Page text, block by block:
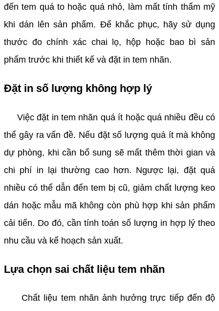
đến tem quá to hoặc quá nhỏ, làm mất tính thẩm mỹ
khi dán lên sản phẩm. Để khắc phục, hãy sử dụng
thước đo chính xác chai lọ, hộp hoặc bao bì sản
phẩm trước khi thiết kế và đặt in tem nhãn.
Đặt in số lượng không hợp lý
Việc đặt in tem nhãn quá ít hoặc quá nhiều đều có
thể gây ra vấn đề. Nếu đặt số lượng quá ít mà không
dự phòng, khi cần bổ sung sẽ mất thêm thời gian và
chi phí in lại thường cao hơn. Ngược lại, đặt quá
nhiều có thể dẫn đến tem bị cũ, giảm chất lượng keo
dán hoặc mẫu mã không còn phù hợp khi sản phẩm
cải tiến. Do đó, cần tính toán số lượng in hợp lý theo
nhu cầu và kế hoạch sản xuất.
Lựa chọn sai chất liệu tem nhãn
Chất liệu tem nhãn ảnh hưởng trực tiếp đến độ